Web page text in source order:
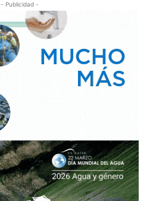
- Publicidad -